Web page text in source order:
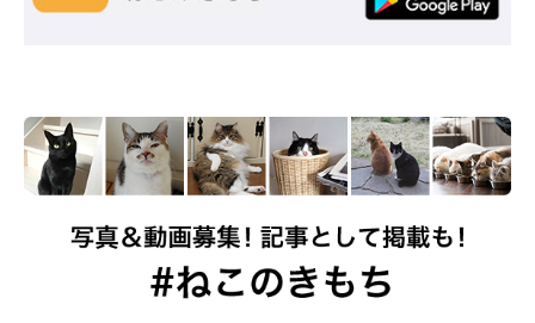
らも毛質は細くやわらかい直毛で、触り心地がいいのが特徴。長
毛でも、もつれにくい毛質なので、ほかの長毛の猫種に比べてブ